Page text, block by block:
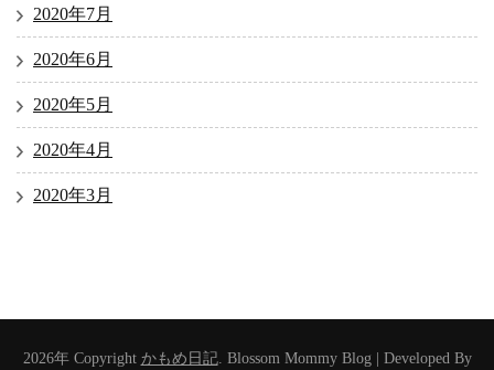
2020年7月
2020年6月
2020年5月
2020年4月
2020年3月
2026年 Copyright かもめ日記. Blossom Mommy Blog | Developed By